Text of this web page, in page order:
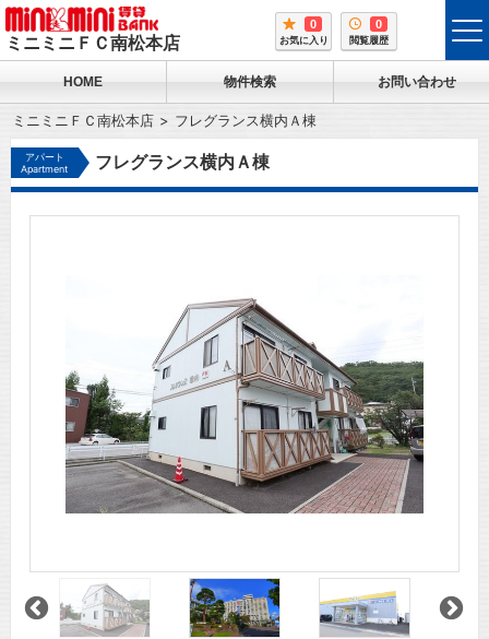
ミニミニＦＣ南松本店
0
お気に入り
0
閲覧履歴
HOME 物件検索 お問い合わせ
ミニミニＦＣ南松本店 フレグランス横内Ａ棟
アパート
Apartment
フレグランス横内Ａ棟